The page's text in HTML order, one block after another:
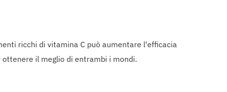
ricchi di vitamina C può aumentare l'efficacia
il meglio di entrambi i mondi.